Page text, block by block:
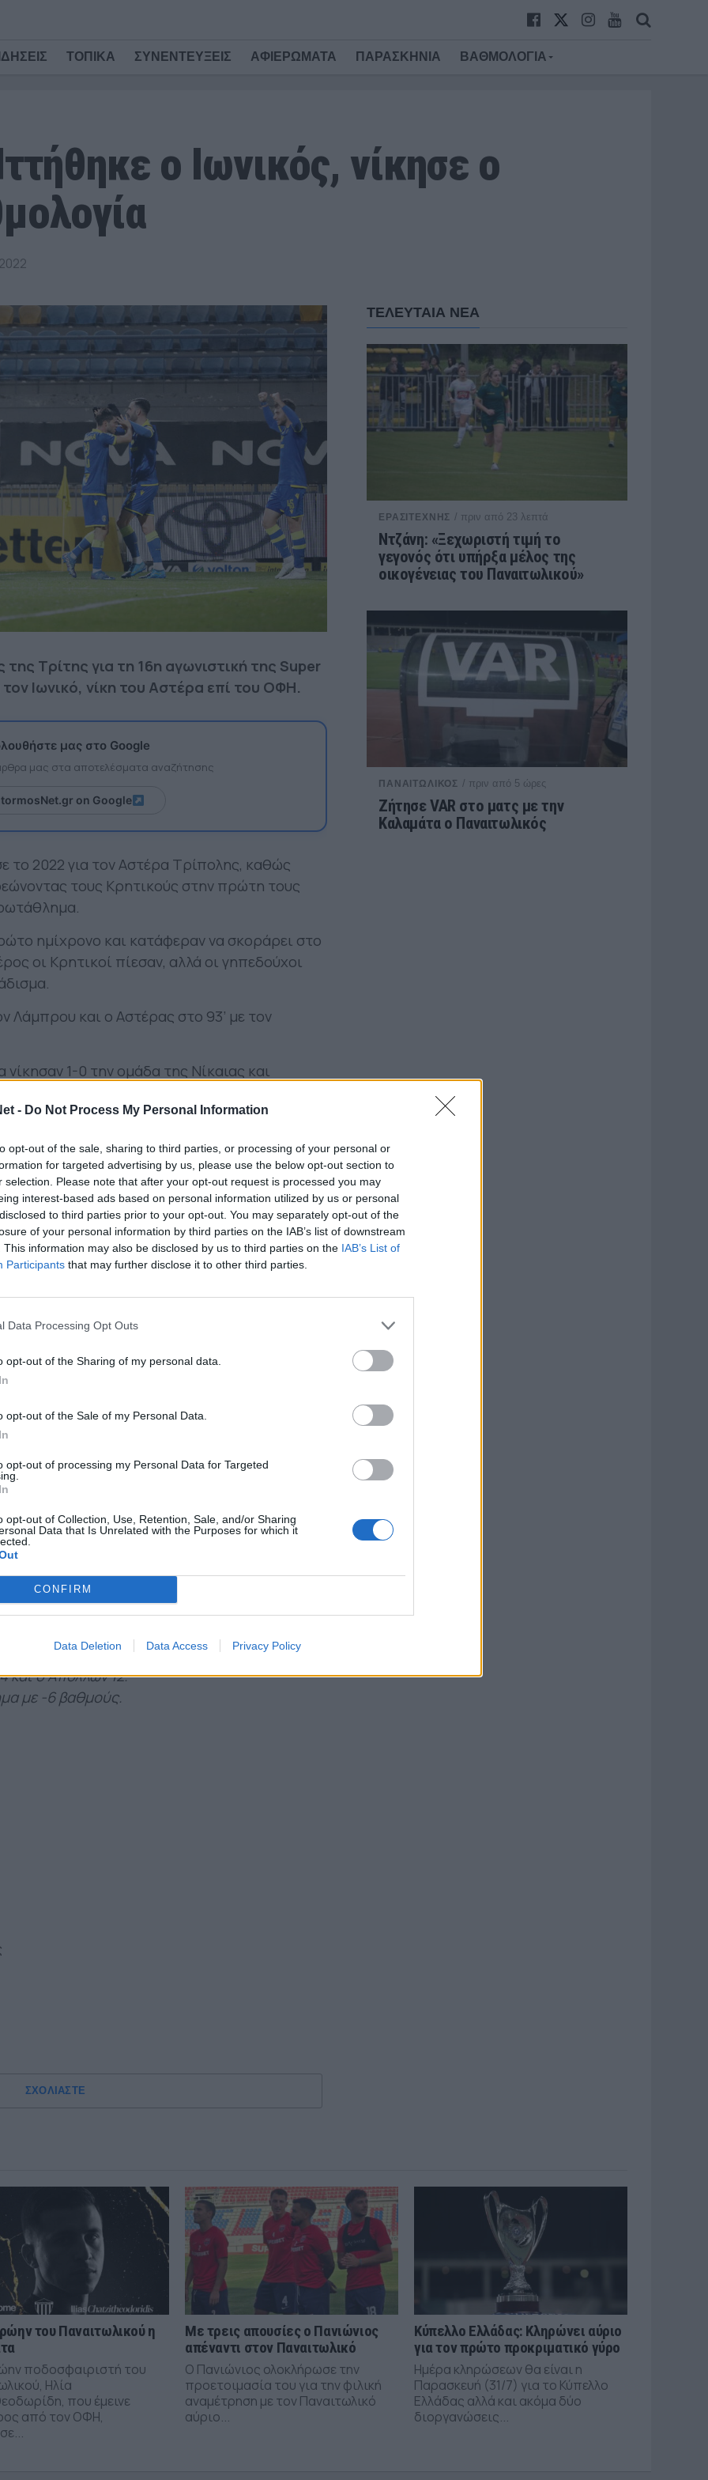
- Do Not Process My Personal Information
opt-out of the sale, sharing to third parties, or processing of your personal or
for targeted advertising by us, please use the below opt-out section to
selection. Please note that after your opt-out request is processed you may
interest-based ads based on personal information utilized by us or personal
to third parties prior to your opt-out. You may separately opt-out of the
of your personal information by third parties on the IAB’s list of downstream
This information may also be disclosed by us to third parties on the IAB’s List of
Participants that may further disclose it to other third parties.
Data Processing Opt Outs
opt-out of the Sharing of my personal data.
opt-out of the Sale of my Personal Data.
opt-out of processing my Personal Data for Targeted
opt-out of Collection, Use, Retention, Sale, and/or Sharing
Data that Is Unrelated with the Purposes for which it
CONFIRM
Data Deletion Data Access Privacy Policy
ΤΟΠΙΚΑ ΣΥΝΕΝΤΕΥΞΕΙΣ ΑΦΙΕΡΩΜΑΤΑ ΠΑΡΑΣΚΗΝΙΑ ΒΑΘΜΟΛΟΓΙΑ
ο Ιωνικός, νίκησε ο
Τρίτης για τη 16η αγωνιστική της Super
Ιωνικό, νίκη του Αστέρα επί του ΟΦΗ.
μας στο Google
μας στα αποτελέσματα αναζήτησης
on Google
το 2022 για τον Αστέρα Τρίπολης, καθώς
τους Κρητικούς στην πρώτη τους
ημίχρονο και κατάφεραν να σκοράρει στο
οι Κρητικοί πίεσαν, αλλά οι γηπεδούχοι
Λάμπρου και ο Αστέρας στο 93’ με τον
1-0 την ομάδα της Νίκαιας και
Στο 51′ εξαιρετική αντεπίθεση με τον
ο Χουτεσιώτης απέκρουσε προσωρινά και ο
τελικό σκορ.
Παναιτωλικός
& Ατρόμητος-Βόλος.
και ο Ιωνικός έχουν από 16 ματς, ο
και ο Απόλλων 12.
με -6 βαθμούς.
ΣΧΟΛΙΑΣΤΕ
ΤΕΛΕΥΤΑΙΑ ΝΕΑ
ΕΡΑΣΙΤΕΧΝΗΣ / πριν από 23 λεπτά
Ντζάνη: «Ξεχωριστή τιμή το
γεγονός ότι υπήρξα μέλος της
οικογένειας του Παναιτωλικού»
ΠΑΝΑΙΤΩΛΙΚΟΣ / πριν από 5 ώρες
Ζήτησε VAR στο ματς με την
Καλαμάτα ο Παναιτωλικός
του Παναιτωλικού η
ποδοσφαιριστή του
Ηλία
που έμεινε
από τον ΟΦΗ,
Με τρεις απουσίες ο Πανιώνιος
απέναντι στον Παναιτωλικό
Ο Πανιώνιος ολοκλήρωσε την
προετοιμασία του για την φιλική
αναμέτρηση με τον Παναιτωλικό
αύριο...
Κύπελλο Ελλάδας: Κληρώνει αύριο
για τον πρώτο προκριματικό γύρο
Ημέρα κληρώσεων θα είναι η
Παρασκευή (31/7) για το Κύπελλο
Ελλάδας αλλά και ακόμα δύο
διοργανώσεις...